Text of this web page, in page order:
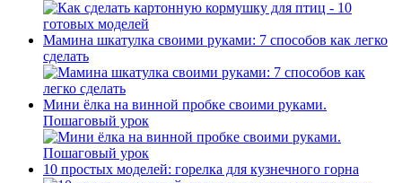
Мамина шкатулка своими руками: 7 способов как легко
сделать
Мини ёлка на винной пробке своими руками.
Пошаговый урок
10 простых моделей: горелка для кузнечного горна